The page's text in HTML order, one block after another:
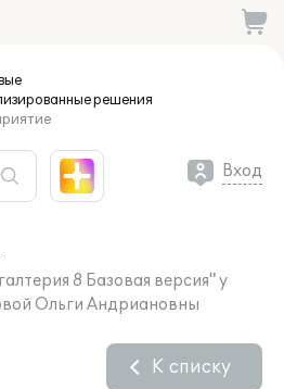
решения
Вход
8 Базовая версия" у
Ольги Андриановны
К списку